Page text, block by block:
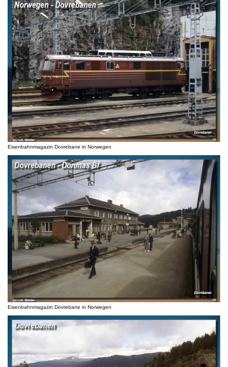
Eisenbahnmagazin Dovrebane in Norwegen
Eisenbahnmagazin Dovrebane in Norwegen